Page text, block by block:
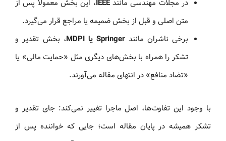
در مجلات مهندسی مانندIEEE، این بخش معمولاً پس از
متن اصلی و قبل از بخش ضمیمه یا مراجع قرار می‌گیرد.
برخی ناشران مانندSpringer یا MDPI
، بخش تقدیر و
تشکر را همراه با بخش‌های دیگری مثل «حمایت مالی» یا
«تضاد منافع» در انتهای مقاله می‌آورند.
با وجود این تفاوت‌ها، اصل ماجرا تغییر نمی‌کند: جای تقدیر و
تشکر همیشه در پایان مقاله است؛ جایی که خواننده پس از